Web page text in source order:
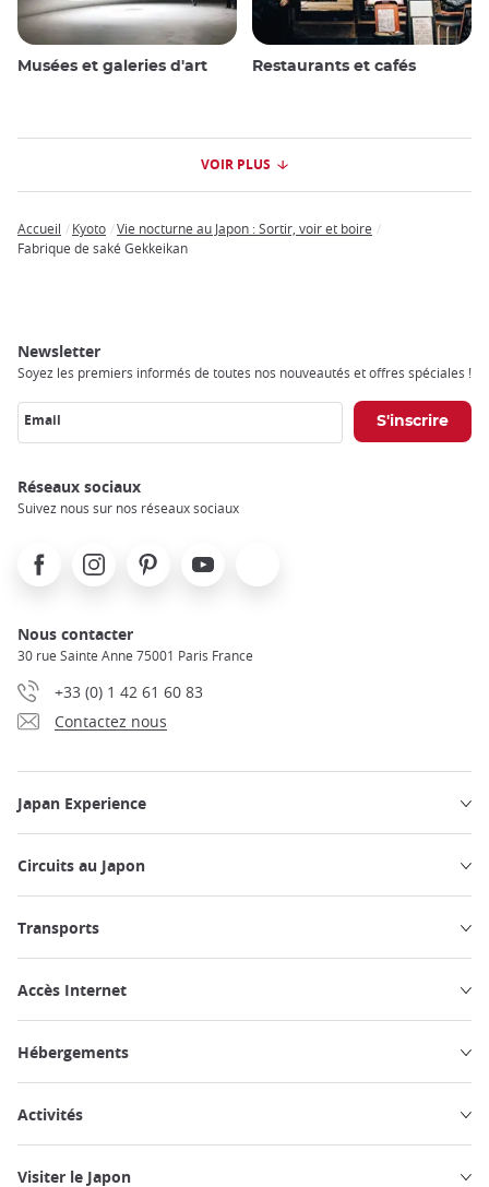
Musées et galeries d'art Restaurants et cafés
VOIR PLUS
Breadcrumb
Accueil Kyoto
Vie nocturne au Japon : Sortir, voir et boire
Fabrique de saké Gekkeikan
Newsletter
Soyez les premiers informés de toutes nos nouveautés et offres spéciales !
Email
Réseaux sociaux
Suivez nous sur nos réseaux sociaux
FacebookInstagramPinterest Youtube
Nous contacter
30 rue Sainte Anne 75001 Paris France
+33 (0) 1 42 61 60 83
Contactez nous
Japan Experience
Circuits au Japon
Transports
Accès Internet
Hébergements
Activités
Visiter le Japon